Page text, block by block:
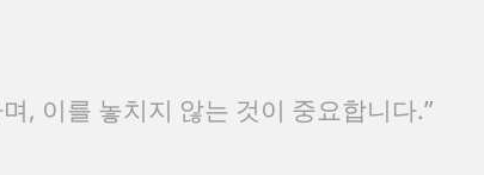
, 이를 놓치지 않는 것이 중요합니다.”